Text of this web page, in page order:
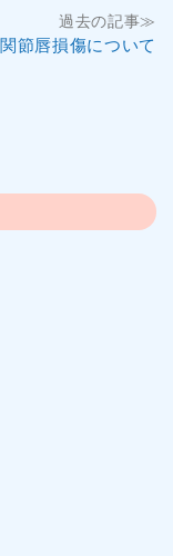
過去の記事≫
節唇損傷について